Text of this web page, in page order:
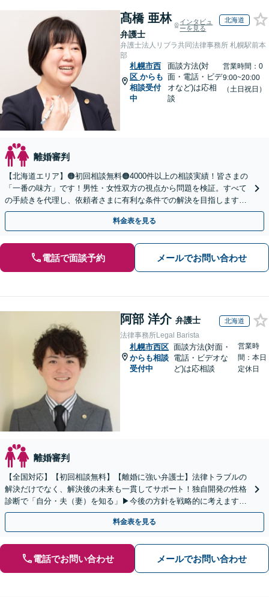
髙橋 亜林
弁護士
インタビュ
ーを見る
北海道
弁護士法人リブラ共同法律事務所 札幌駅前本
部
札幌市西
区 からも
相談受付
中
面談方法(対
面・電話・ビデ
オなど)は応相
談
営業時間：0
9:00~20:00
（土日祝日）
離婚審判
【北海道エリア】🟠初回相談無料🟠4000件以上の相談実績！皆さまの
「一番の味方」です！男性・女性双方の視点から問題を検証。すべて
の手続きを代理し、依頼者さまに有利な条件での解決を目指します
【夜間相談・WEB面談可】【完全個室・秘密厳守】
料金表を見る
電話で面談予約 メールでお問い合わせ
阿部 洋介 弁護士 北海道
法律事務所Legal Barista
札幌市西区
からも相談
受付中
面談方法(対面・
電話・ビデオな
ど)は応相談
営業時
間：本日
定休日
離婚審判
【全国対応】【初回相談無料】【離婚に強い弁護士】法律トラブルの
解決だけでなく、解決後の未来も一貫してサポート！独自開発の性格
診断で「自分・夫（妻）を知る」▶︎今後の方針を戦略的に考えます！
【休日夜間／オンライン相談OK】
料金表を見る
電話でお問い合わせ メールでお問い合わせ